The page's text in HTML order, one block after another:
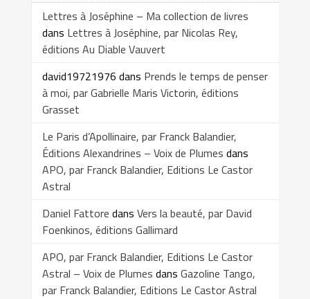
Lettres à Joséphine – Ma collection de livres
dans Lettres à Joséphine, par Nicolas Rey,
éditions Au Diable Vauvert
david19721976 dans Prends le temps de penser
à moi, par Gabrielle Maris Victorin, éditions
Grasset
Le Paris d’Apollinaire, par Franck Balandier,
Éditions Alexandrines – Voix de Plumes dans
APO, par Franck Balandier, Editions Le Castor
Astral
Daniel Fattore dans Vers la beauté, par David
Foenkinos, éditions Gallimard
APO, par Franck Balandier, Editions Le Castor
Astral – Voix de Plumes dans Gazoline Tango,
par Franck Balandier, Editions Le Castor Astral